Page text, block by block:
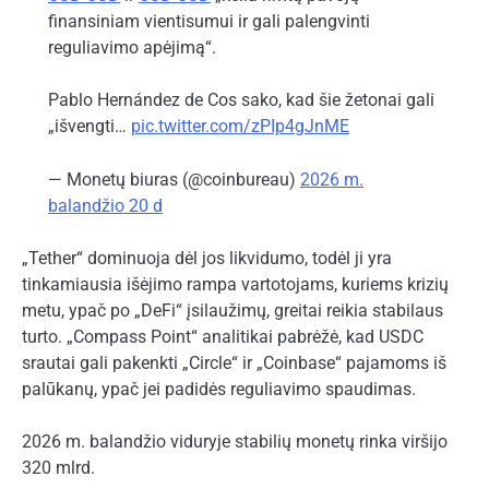
finansiniam vientisumui ir gali palengvinti
reguliavimo apėjimą“.
Pablo Hernández de Cos sako, kad šie žetonai gali
„išvengti… pic.twitter.com/zPIp4gJnME
— Monetų biuras (@coinbureau) 2026 m.
balandžio 20 d
„Tether“ dominuoja dėl jos likvidumo, todėl ji yra
tinkamiausia išėjimo rampa vartotojams, kuriems krizių
metu, ypač po „DeFi“ įsilaužimų, greitai reikia stabilaus
turto. „Compass Point“ analitikai pabrėžė, kad USDC
srautai gali pakenkti „Circle“ ir „Coinbase“ pajamoms iš
palūkanų, ypač jei padidės reguliavimo spaudimas.
2026 m. balandžio viduryje stabilių monetų rinka viršijo
320 mlrd.